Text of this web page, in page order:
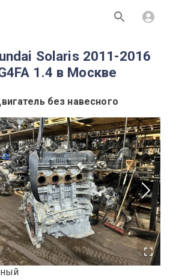
Solaris 2011-2016
1.4 в Москве
без навесного